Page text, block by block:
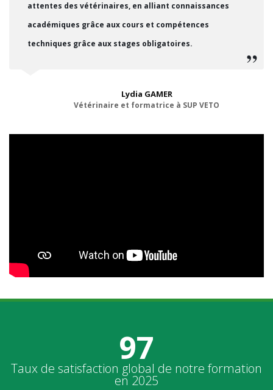
attentes des vétérinaires, en alliant connaissances
académiques grâce aux cours et compétences
techniques grâce aux stages obligatoires.
Lydia GAMER
Vétérinaire et formatrice à SUP VETO
97%
Taux de satisfaction global de notre formation
en 2025